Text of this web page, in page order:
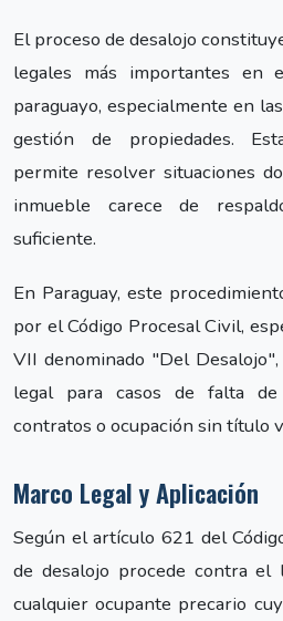
El proceso de desalojo
legales más importantes en
paraguayo, especialmente en
gestión de propiedades.
permite resolver situaciones
inmueble carece de
suficiente.
En Paraguay, este
por el Código Procesal Civil,
VII denominado "Del
legal para casos de falta de
contratos o ocupación sin título
Marco Legal y Aplicación
Según el artículo 621 del
de desalojo procede contra el
cualquier ocupante precario